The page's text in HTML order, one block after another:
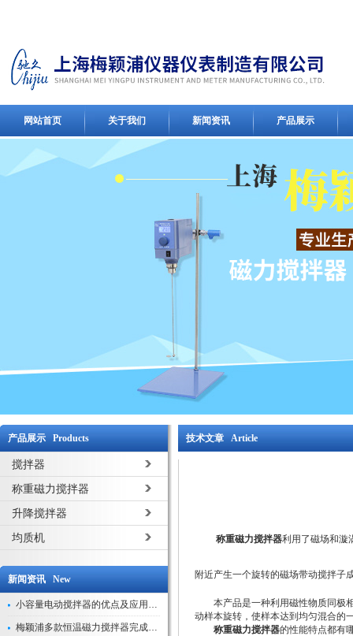
网站首页 关于我们 新闻资讯 产品展示
产品展示 Products
搅拌器
称重磁力搅拌器
升降搅拌器
均质机
新闻资讯 New
小容量电动搅拌器的优点及应用解析
梅颖浦多款恒温磁力搅拌器完成技术迭代 数字化操控全面升级
技术文章 Article
称重磁力搅拌器利用了磁场和漩
附近产生一个旋转的磁场带动搅拌子
本产品是一种利用磁性物质同极相
动样本旋转，使样本达到均匀混合的
称重磁力搅拌器的性能特点都有